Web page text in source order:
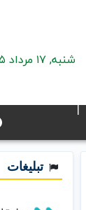
شنبه, ۱۷ مرداد ۱۴۰۵ /
تبلیغات